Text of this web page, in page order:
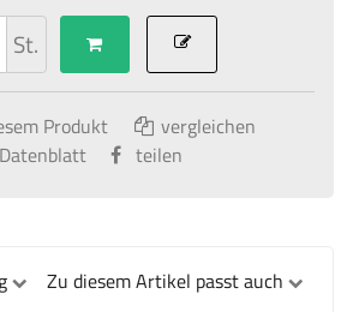
St.
Produkt
vergleichen
Datenblatt
teilen
Zu diesem Artikel passt auch